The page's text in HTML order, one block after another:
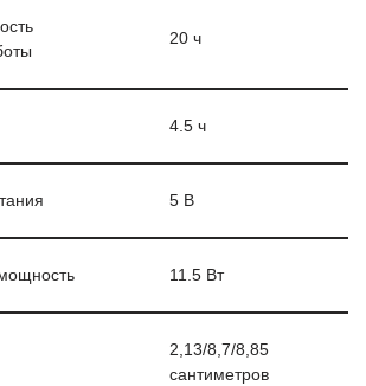
20 ч
4.5 ч
5 В
11.5 Вт
2,13/8,7/8,85
сантиметров